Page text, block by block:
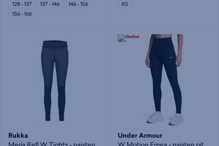
128 - 137 137 - 146
146 - 156
156 - 166
XS
Rukka Under Armour